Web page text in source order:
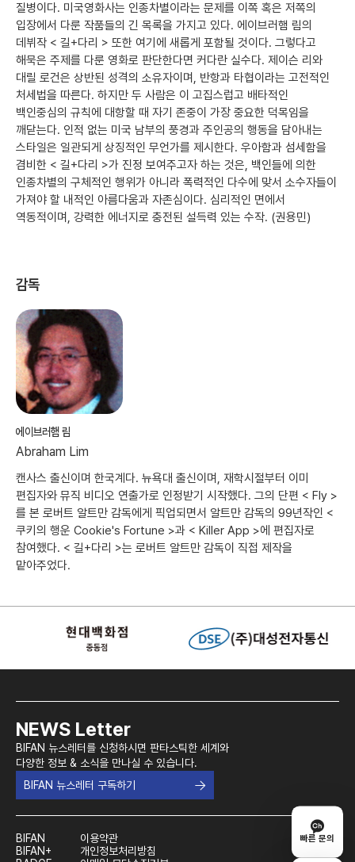
빠른 문의
질병이다. 미국영화사는 인종차별이라는 문제를 이쪽 혹은 저쪽의
입장에서 다룬 작품들의 긴 목록을 가지고 있다. 에이브러햄 림의
데뷔작 < 길+다리 > 또한 여기에 새롭게 포함될 것이다. 그렇다고
해묵은 주제를 다룬 영화로 판단한다면 커다란 실수다. 제이슨 리와
대릴 로건은 상반된 성격의 소유자이며, 반항과 타협이라는 고전적인
처세법을 따른다. 하지만 두 사람은 이 고집스럽고 배타적인
백인중심의 규칙에 대항할 때 자기 존중이 가장 중요한 덕목임을
깨닫는다. 인적 없는 미국 남부의 풍경과 주인공의 행동을 담아내는
스타일은 일관되게 상징적인 무언가를 제시한다. 우아함과 섬세함을
겸비한 < 길+다리 >가 진정 보여주고자 하는 것은, 백인들에 의한
인종차별의 구체적인 행위가 아니라 폭력적인 다수에 맞서 소수자들이
가져야 할 내적인 아름다움과 자존심이다. 심리적인 면에서
역동적이며, 강력한 에너지로 충전된 설득력 있는 수작. (권용민)
감독
에이브러햄 림
Abraham Lim
캔사스 출신이며 한국계다. 뉴욕대 출신이며, 재학시절부터 이미
편집자와 뮤직 비디오 연출가로 인정받기 시작했다. 그의 단편 < Fly >
를 본 로버트 알트만 감독에게 픽업되면서 알트만 감독의 99년작인 <
쿠키의 행운 Cookie's Fortune >과 < Killer App >에 편집자로
참여했다. < 길+다리 >는 로버트 알트만 감독이 직접 제작을
맡아주었다.
NEWS Letter
BIFAN 뉴스레터를 신청하시면 판타스틱한 세계와
다양한 정보 & 소식을 만나실 수 있습니다.
BIFAN 뉴스레터 구독하기
BIFAN
BIFAN+
이용약관
개인정보처리방침